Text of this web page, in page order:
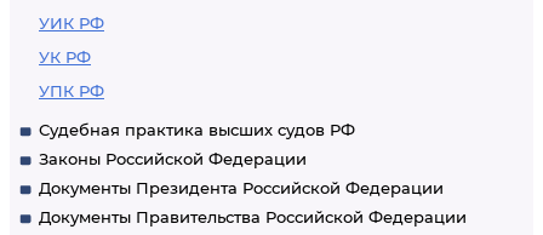
УИК РФ
УК РФ
УПК РФ
Судебная практика высших судов РФ
Законы Российской Федерации
Документы Президента Российской Федерации
Документы Правительства Российской Федерации